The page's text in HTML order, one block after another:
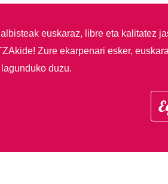
euskaraz, libre eta kalitatez
Zure ekarpenari esker,
duzu.